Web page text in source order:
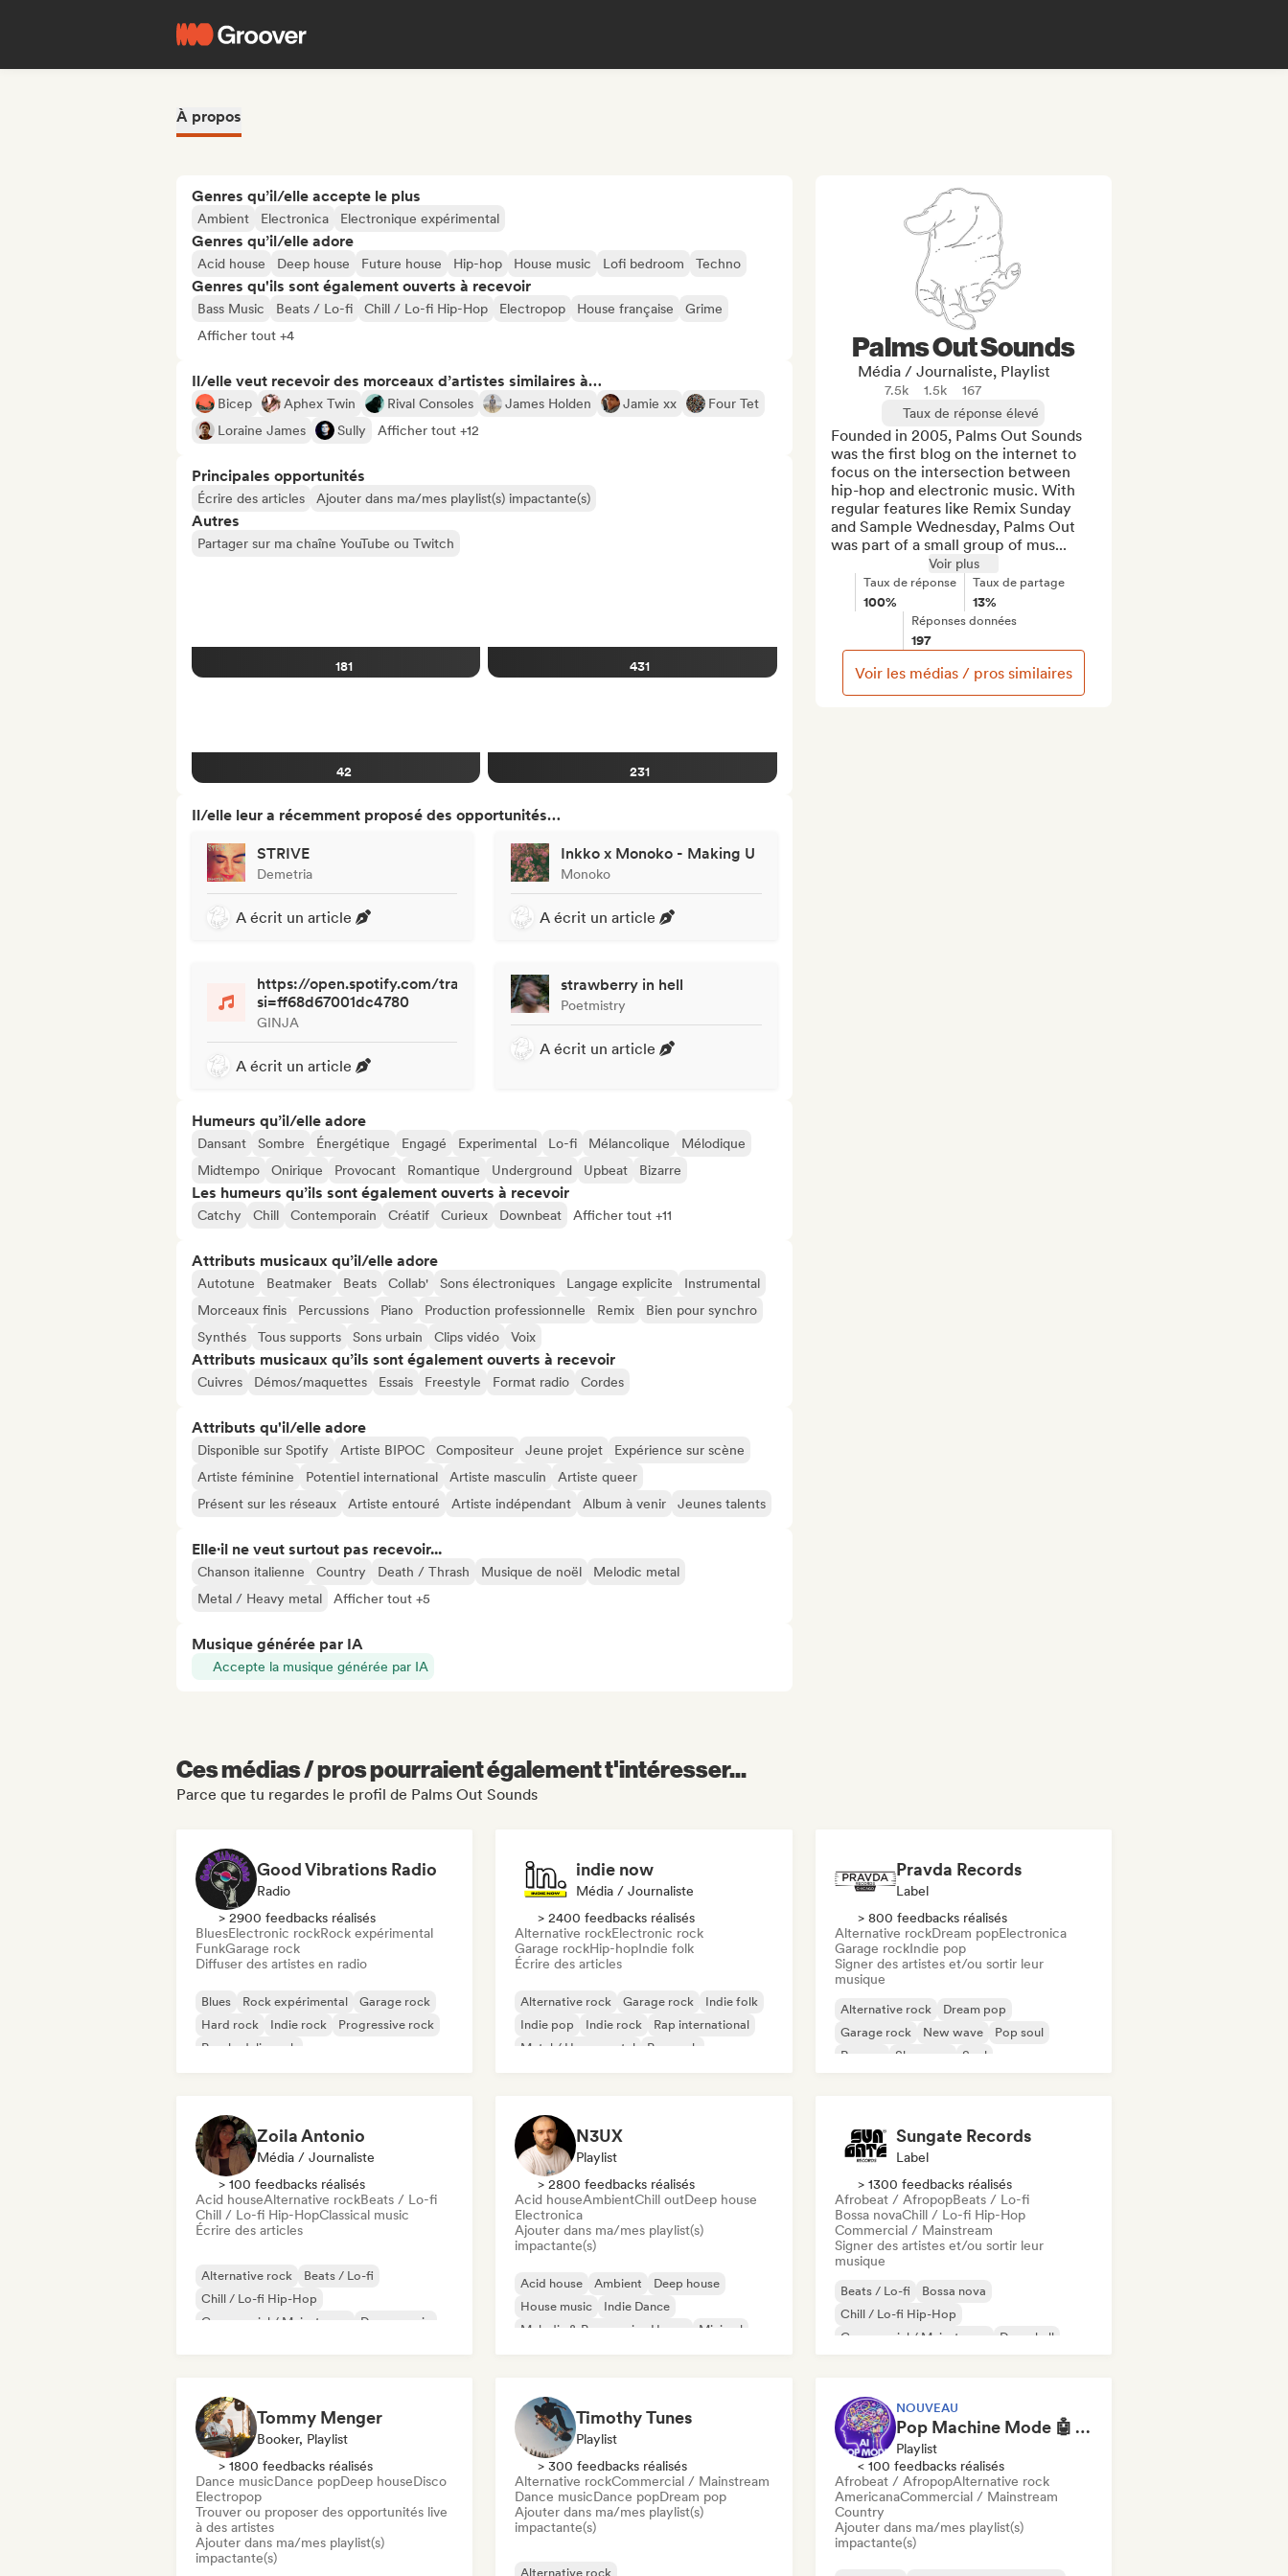
À propos
Genres qu’il/elle accepte le plus
Ambient Electronica Electronique expérimental
Genres qu’il/elle adore
Acid house Deep house Future house Hip-hop House music Lofi bedroom Techno
Genres qu'ils sont également ouverts à recevoir
Bass Music Beats / Lo-fi Chill / Lo-fi Hip-Hop Electropop House française
Grime
Afficher tout +4
Il/elle veut recevoir des morceaux d’artistes similaires à…
Bicep Aphex Twin Rival Consoles James Holden Jamie xx
Four Tet
Loraine James
Sully Afficher tout +12
Principales opportunités
Écrire des articles Ajouter dans ma/mes playlist(s) impactante(s)
Autres
Partager sur ma chaîne YouTube ou Twitch
181 431
42 231
Il/elle leur a récemment proposé des opportunités…
STRIVE
Demetria
A écrit un article
Inkko x Monoko - Making U
Monoko
A écrit un article
https://open.spotify.com/track/7ndoBB6numW27Y1KKfLPsK?
si=ff68d67001dc4780
GINJA
A écrit un article
strawberry in hell
Poetmistry
A écrit un article
Humeurs qu’il/elle adore
Dansant Sombre Énergétique Engagé Experimental Lo-fi Mélancolique
Mélodique
Midtempo
Onirique Provocant Romantique Underground Upbeat Bizarre
Les humeurs qu’ils sont également ouverts à recevoir
Catchy Chill Contemporain Créatif Curieux Downbeat Afficher tout +11
Attributs musicaux qu’il/elle adore
Autotune Beatmaker Beats Collab' Sons électroniques Langage explicite
Instrumental
Morceaux finis
Percussions Piano Production professionnelle Remix
Bien pour synchro
Synthés
Tous supports Sons urbain Clips vidéo Voix
Attributs musicaux qu’ils sont également ouverts à recevoir
Cuivres Démos/maquettes Essais Freestyle Format radio Cordes
Attributs qu'il/elle adore
Disponible sur Spotify Artiste BIPOC Compositeur Jeune projet
Expérience sur scène
Artiste féminine
Potentiel international Artiste masculin
Artiste queer
Présent sur les réseaux
Artiste entouré Artiste indépendant Album à venir Jeunes talents
Elle·il ne veut surtout pas recevoir...
Chanson italienne Country Death / Thrash Musique de noël
Melodic metal
Metal / Heavy metal
Afficher tout +5
Musique générée par IA
Accepte la musique générée par IA
Palms Out Sounds
Média / Journaliste, Playlist
7.5k 1.5k
167
Taux de réponse élevé
Founded in 2005, Palms Out Sounds
was the first blog on the internet to
focus on the intersection between
hip-hop and electronic music. With
regular features like Remix Sunday
and Sample Wednesday, Palms Out
was part of a small group of mus...
Voir plus
Taux de réponse
100%
Taux de partage
13%
Réponses données
197
Voir les médias / pros similaires
Ces médias / pros pourraient également t'intéresser...
Parce que tu regardes le profil de Palms Out Sounds
Good Vibrations Radio
Radio
> 2900 feedbacks réalisés
BluesElectronic rockRock expérimental
FunkGarage rock
Diffuser des artistes en radio
Blues Rock expérimental
Garage rock
Hard rock
Indie rock
Progressive rock
Psychedelic rock
indie now
Média / Journaliste
> 2400 feedbacks réalisés
Alternative rockElectronic rock
Garage rockHip-hopIndie folk
Écrire des articles
Alternative rock Garage rock
Indie folk
Indie pop
Indie rock
Rap international
Metal / Heavy metal
Pop rock
Pravda Records
Label
> 800 feedbacks réalisés
Alternative rockDream popElectronica
Garage rockIndie pop
Signer des artistes et/ou sortir leur
musique
Alternative rock
Dream pop
Garage rock
New wave
Pop soul
Reggae
Shoegaze Soul
Zoila Antonio
Média / Journaliste
> 100 feedbacks réalisés
Acid houseAlternative rockBeats / Lo-fi
Chill / Lo-fi Hip-HopClassical music
Écrire des articles
Alternative rock
Beats / Lo-fi
Chill / Lo-fi Hip-Hop
Commercial / Mainstream
Dance music
N3UX
Playlist
> 2800 feedbacks réalisés
Acid houseAmbientChill outDeep house
Electronica
Ajouter dans ma/mes playlist(s)
impactante(s)
Acid house Ambient
Deep house
House music
Indie Dance
Melodic & Progressive House
Minimal
Sungate Records
Label
> 1300 feedbacks réalisés
Afrobeat / AfropopBeats / Lo-fi
Bossa novaChill / Lo-fi Hip-Hop
Commercial / Mainstream
Signer des artistes et/ou sortir leur
musique
Beats / Lo-fi
Bossa nova
Chill / Lo-fi Hip-Hop
Commercial / Mainstream
Dancehall
Tommy Menger
Booker, Playlist
> 1800 feedbacks réalisés
Dance musicDance popDeep houseDisco
Electropop
Trouver ou proposer des opportunités live
à des artistes
Ajouter dans ma/mes playlist(s)
impactante(s)
Timothy Tunes
Playlist
> 300 feedbacks réalisés
Alternative rockCommercial / Mainstream
Dance musicDance popDream pop
Ajouter dans ma/mes playlist(s)
impactante(s)
Alternative rock
NOUVEAU
Pop Machine Mode 🤖 AI Music, Indie Pop & Dream Pop
Playlist
< 100 feedbacks réalisés
Afrobeat / AfropopAlternative rock
AmericanaCommercial / Mainstream
Country
Ajouter dans ma/mes playlist(s)
impactante(s)